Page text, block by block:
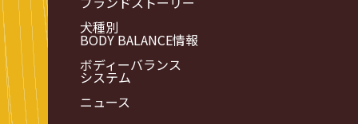
犬種別
BODY BALANCE情報
ボディーバランス
システム
ニュース